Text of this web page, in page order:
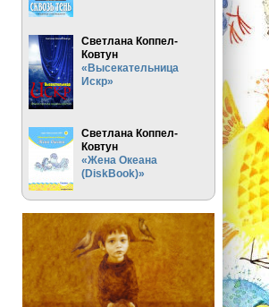
Светлана Коппел-
Ковтун
«Высекательница
Искр»
Светлана Коппел-
Ковтун
«Жена Океана
(DiskBook)»